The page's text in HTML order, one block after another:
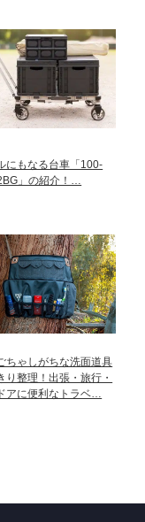
にもなる台車「100-
」の紹介！…
ちゃしがちな洗面道具
り整理！出張・旅行・
アに便利なトラベ…